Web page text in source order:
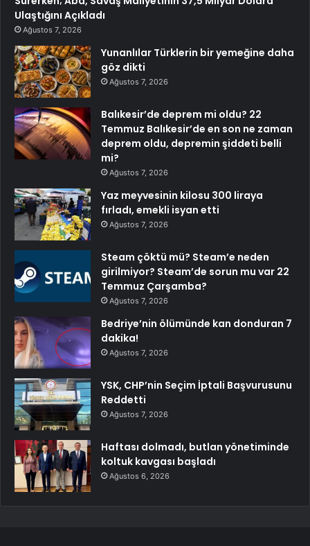
Ulaştığını Açıkladı
Ağustos 7, 2026
Yunanlılar Türklerin bir yemeğine daha
göz dikti
Ağustos 7, 2026
Balıkesir’de deprem mi oldu? 22
Temmuz Balıkesir’de en son ne zaman
deprem oldu, depremin şiddeti belli
mi?
Ağustos 7, 2026
Yaz meyvesinin kilosu 300 liraya
fırladı, emekli isyan etti
Ağustos 7, 2026
Steam çöktü mü? Steam’e neden
girilmiyor? Steam’de sorun mu var 22
Temmuz Çarşamba?
Ağustos 7, 2026
Bedriye’nin ölümünde kan donduran 7
dakika!
Ağustos 7, 2026
YSK, CHP’nin Seçim İptali Başvurusunu
Reddetti
Ağustos 7, 2026
Haftası dolmadı, butlan yönetiminde
koltuk kavgası başladı
Ağustos 6, 2026